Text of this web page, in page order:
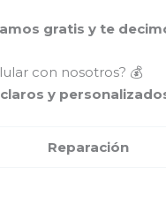
gratis y te
con nosotros? 💰
y
Reparación